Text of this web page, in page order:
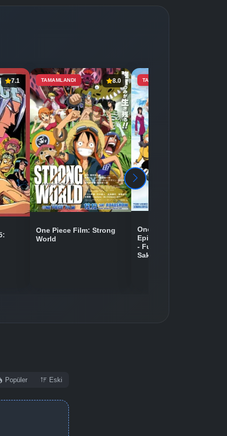
7.1 TAMAMLANDI 8.0
One Piece Film: Strong
World
TAMAMLANDI
One Piece Movie 09:
Episode of Chopper Plus
- Fuyu ni Saku, Kiseki no
Sakura
Popüler Eski